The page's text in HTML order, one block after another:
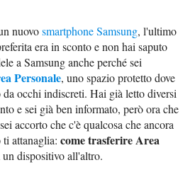
nuovosmartphone Samsung, l'ultimo
era in sconto e non hai saputo
a Samsung anche perché sei
Personale, uno spazio protetto dove
occhi indiscreti. Hai già letto diversi
e sei già ben informato, però ora che
accorto che c'è qualcosa che ancora
ti attanaglia:come trasferire Area
un dispositivo all'altro.